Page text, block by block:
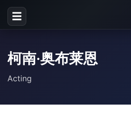
☰
柯南·奥布莱恩
Acting